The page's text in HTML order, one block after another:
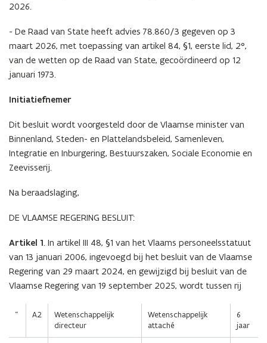
2026.
- De Raad van State heeft advies 78.860/3 gegeven op 3
maart 2026, met toepassing van artikel 84, §1, eerste lid, 2°,
van de wetten op de Raad van State, gecoördineerd op 12
januari 1973.
Initiatiefnemer
Dit besluit wordt voorgesteld door de Vlaamse minister van
Binnenland, Steden- en Plattelandsbeleid, Samenleven,
Integratie en Inburgering, Bestuurszaken, Sociale Economie en
Zeevisserij.
Na beraadslaging,
DE VLAAMSE REGERING BESLUIT:
Artikel 1. In artikel III 48, §1 van het Vlaams personeelsstatuut
van 13 januari 2006, ingevoegd bij het besluit van de Vlaamse
Regering van 29 maart 2024, en gewijzigd bij besluit van de
Vlaamse Regering van 19 september 2025, wordt tussen rij
“ A2
Wetenschappelijk
directeur
Wetenschappelijk
attaché
6
jaar